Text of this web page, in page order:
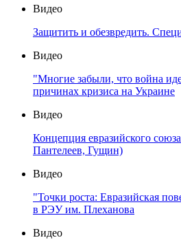
Видео
Защитить и обезвредить.
Видео
"Многие забыли, что война
причинах кризиса на Украине
Видео
Концепция евразийского
Пантелеев, Гущин)
Видео
"Точки роста: Евразийская
в РЭУ им. Плеханова
Видео